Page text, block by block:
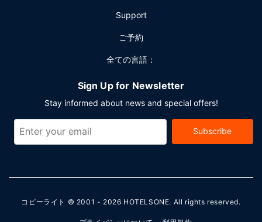
Support
ご予約
全ての言語：
Sign Up for Newsletter
Stay informed about news and special offers!
Subscribe
コピーライト © 2001 - 2026 HOTELSONE. All rights reserved.